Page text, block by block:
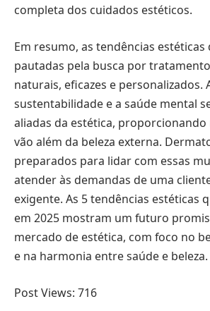
completa dos cuidados estéticos.
Em resumo, as tendências estéticas
pautadas pela busca por
naturais, eficazes e personalizados.
sustentabilidade e a saúde mental
aliadas da estética,
vão além da beleza externa.
preparados para lidar com essas
atender às demandas de uma
exigente. As 5 tendências estéticas
em 2025 mostram um futuro
mercado de estética, com foco no
e na harmonia entre saúde e beleza.
Post Views: 716